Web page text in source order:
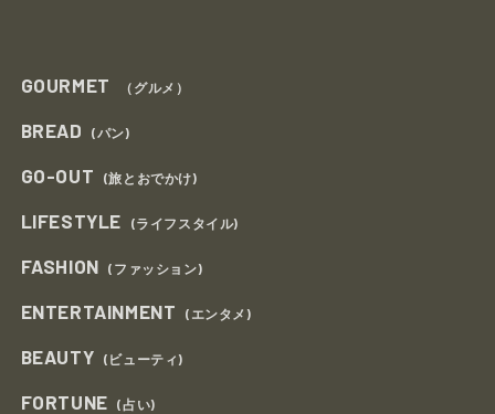
GOURMET （グルメ）
BREAD (パン)
GO-OUT (旅とおでかけ)
LIFESTYLE (ライフスタイル)
FASHION (ファッション)
ENTERTAINMENT (エンタメ)
BEAUTY (ビューティ)
FORTUNE (占い)